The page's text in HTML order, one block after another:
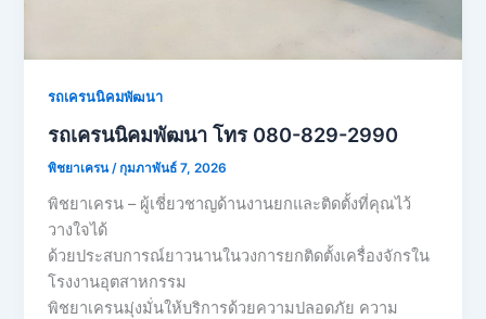
รถเครนนิคมพัฒนา
รถเครนนิคมพัฒนา โทร 080-829-2990
พิชยาเครน/กุมภาพันธ์ 7, 2026
พิชยาเครน – ผู้เชี่ยวชาญด้านงานยกและติดตั้งที่คุณไว้
วางใจได้
ด้วยประสบการณ์ยาวนานในวงการยกติดตั้งเครื่องจักรใน
โรงงานอุตสาหกรรม
พิชยาเครนมุ่งมั่นให้บริการด้วยความปลอดภัย ความ